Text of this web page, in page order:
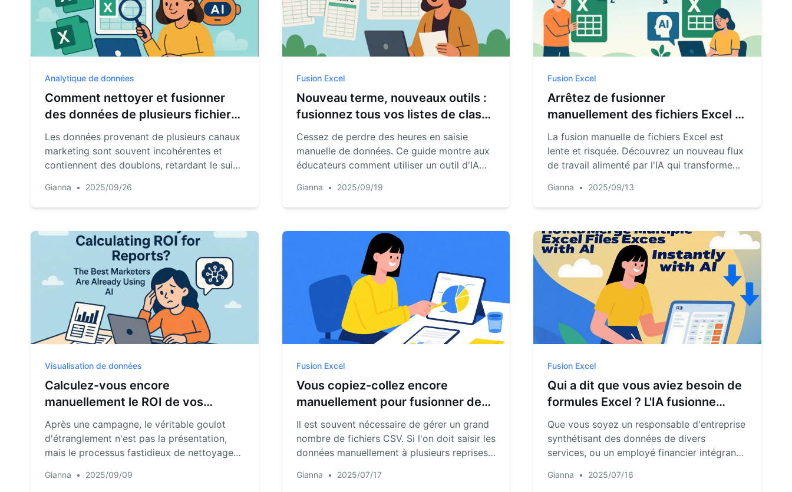
Analytique de données
Comment nettoyer et fusionner
des données de plusieurs fichiers
Excel avec l'IA
Les données provenant de plusieurs canaux
marketing sont souvent incohérentes et
contiennent des doublons, retardant le suivi
processus IA en deux étapes : téléchargez
vos fichiers, puis utilisez une simple
dédoublonner vos données, créant une liste
utilisable en quelques minutes.
Gianna • 2025/09/26
Fusion Excel
Nouveau terme, nouveaux outils :
fusionnez tous vos listes de classe
en 60 secondes avec l'IA
Cessez de perdre des heures en saisie
manuelle de données. Ce guide montre aux
éducateurs comment utiliser un outil d'IA
plusieurs listes de classe, feuilles de notes
et autres tableurs—même avec des formats
Gianna • 2025/09/19
Fusion Excel
Arrêtez de fusionner
manuellement des fichiers Excel :
la méthode IA pour le faire en
quelques minutes
La fusion manuelle de fichiers Excel est
lente et risquée. Découvrez un nouveau flux
de travail alimenté par l'IA qui transforme
opération d'une minute, vous permettant de
vous concentrer sur l'analyse, pas sur le
Gianna • 2025/09/13
Visualisation de données
Calculez-vous encore
manuellement le ROI de vos
rapports ? Les meilleurs
marketeurs utilisent déjà l'IA
Après une campagne, le véritable goulot
d'étranglement n'est pas la présentation,
mais le processus fastidieux de nettoyage
aux conversions et de calcul du ROI dans
Gianna • 2025/09/09
Fusion Excel
Vous copiez-collez encore
manuellement pour fusionner des
fichiers CSV ? Ne pas utiliser l'IA =
vous compliquez la vie inutilement
!
Il est souvent nécessaire de gérer un grand
nombre de fichiers CSV. Si l'on doit saisir les
données manuellement à plusieurs reprises,
source d'erreurs. Avec l'IA, même le
Gianna • 2025/07/17
Fusion Excel
Qui a dit que vous aviez besoin de
formules Excel ? L'IA fusionne
plusieurs fichiers en une seconde !
Que vous soyez un responsable d'entreprise
synthétisant des données de divers
services, ou un employé financier intégrant
besoin de traiter des données, l'IA peut être
Gianna • 2025/07/16